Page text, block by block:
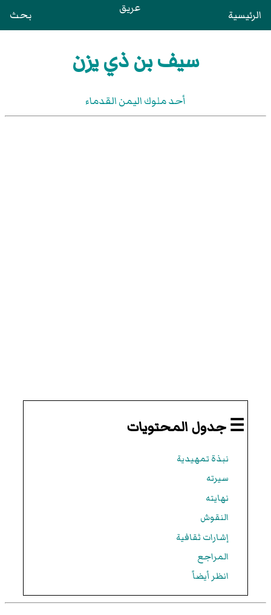
الرئيسية عريق بحث
سيف بن ذي يزن
أحد ملوك اليمن القدماء
☰ جدول المحتويات
نبذة تمهيدية
سيرته
نهايته
النقوش
إشارات ثقافية
المراجع
انظر أيضاً